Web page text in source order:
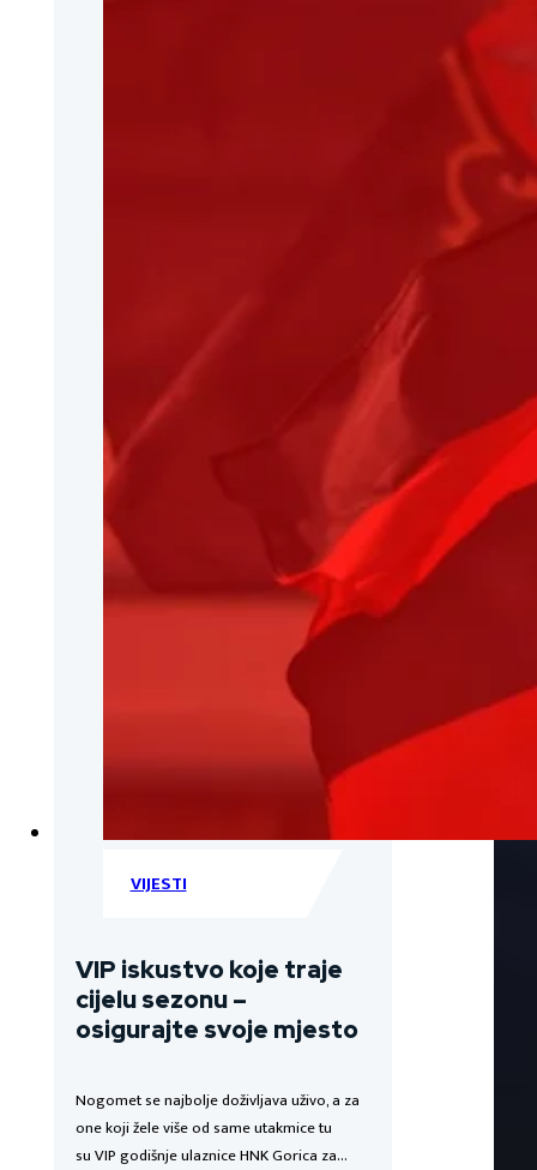
VIJESTI
VIP iskustvo koje traje
cijelu sezonu –
osigurajte svoje mjesto
Nogomet se najbolje doživljava uživo, a za
one koji žele više od same utakmice tu
su VIP godišnje ulaznice HNK Gorica za…